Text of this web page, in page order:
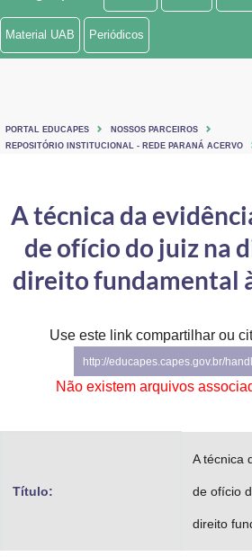
Ministério de Minas e Energia
Ministério do Turismo
Controladoria-Geral da União
Ministério da Mulher, da Família e dos Direitos
Secretaria de Governo
Gabinete de Segurança Institucional
Planalto
Material UAB Periódicos
PORTAL EDUCAPES
NOSSOS PARCEIROS
REPOSITÓRIO INSTITUCIONAL - REDE PARANÁ ACERVO
A técnica da
de ofício do juiz na
direito fundamental
Use este link compartilhar ou
http://educapes.capes.gov.br/
Não existem arquivos
Título:
A técnica
de ofício
direito